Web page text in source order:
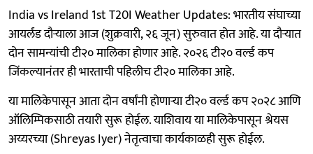
India vs Ireland 1st T20I Weather Updates: भारतीय संघाच्या
आयर्लंड दौऱ्याला आज (शुक्रवारी, २६ जून) सुरुवात होत आहे. या दौऱ्यात
दोन सामन्यांची टी२० मालिका होणार आहे. २०२६ टी२० वर्ल्ड कप
जिंकल्यानंतर ही भारताची पहिलीच टी२० मालिका आहे.
या मालिकेपासून आता दोन वर्षांनी होणाऱ्या टी२० वर्ल्ड कप २०२८ आणि
ऑलिम्पिकसाठी तयारी सुरू होईल. याशिवाय या मालिकेपासून श्रेयस
अय्यरच्या (Shreyas Iyer) नेतृत्वाचा कार्यकाळही सुरू होईल.